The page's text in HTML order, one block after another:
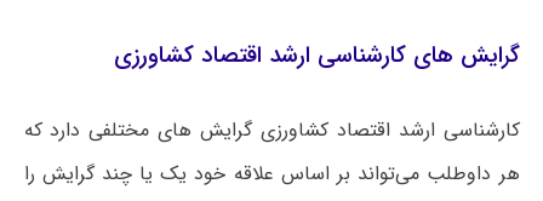
گرایش های کارشناسی ارشد اقتصاد کشاورزی
کارشناسی ارشد اقتصاد کشاورزی گرایش های مختلفی دارد که
هر داوطلب می‌تواند بر اساس علاقه خود یک یا چند گرایش را